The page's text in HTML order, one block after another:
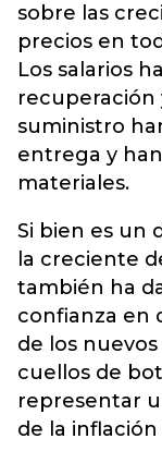
sobre las
precios en
Los salarios
recuperación
suministro
entrega y
materiales.
Si bien es un
la creciente
también ha
confianza en
de los
cuellos de
representar
de la